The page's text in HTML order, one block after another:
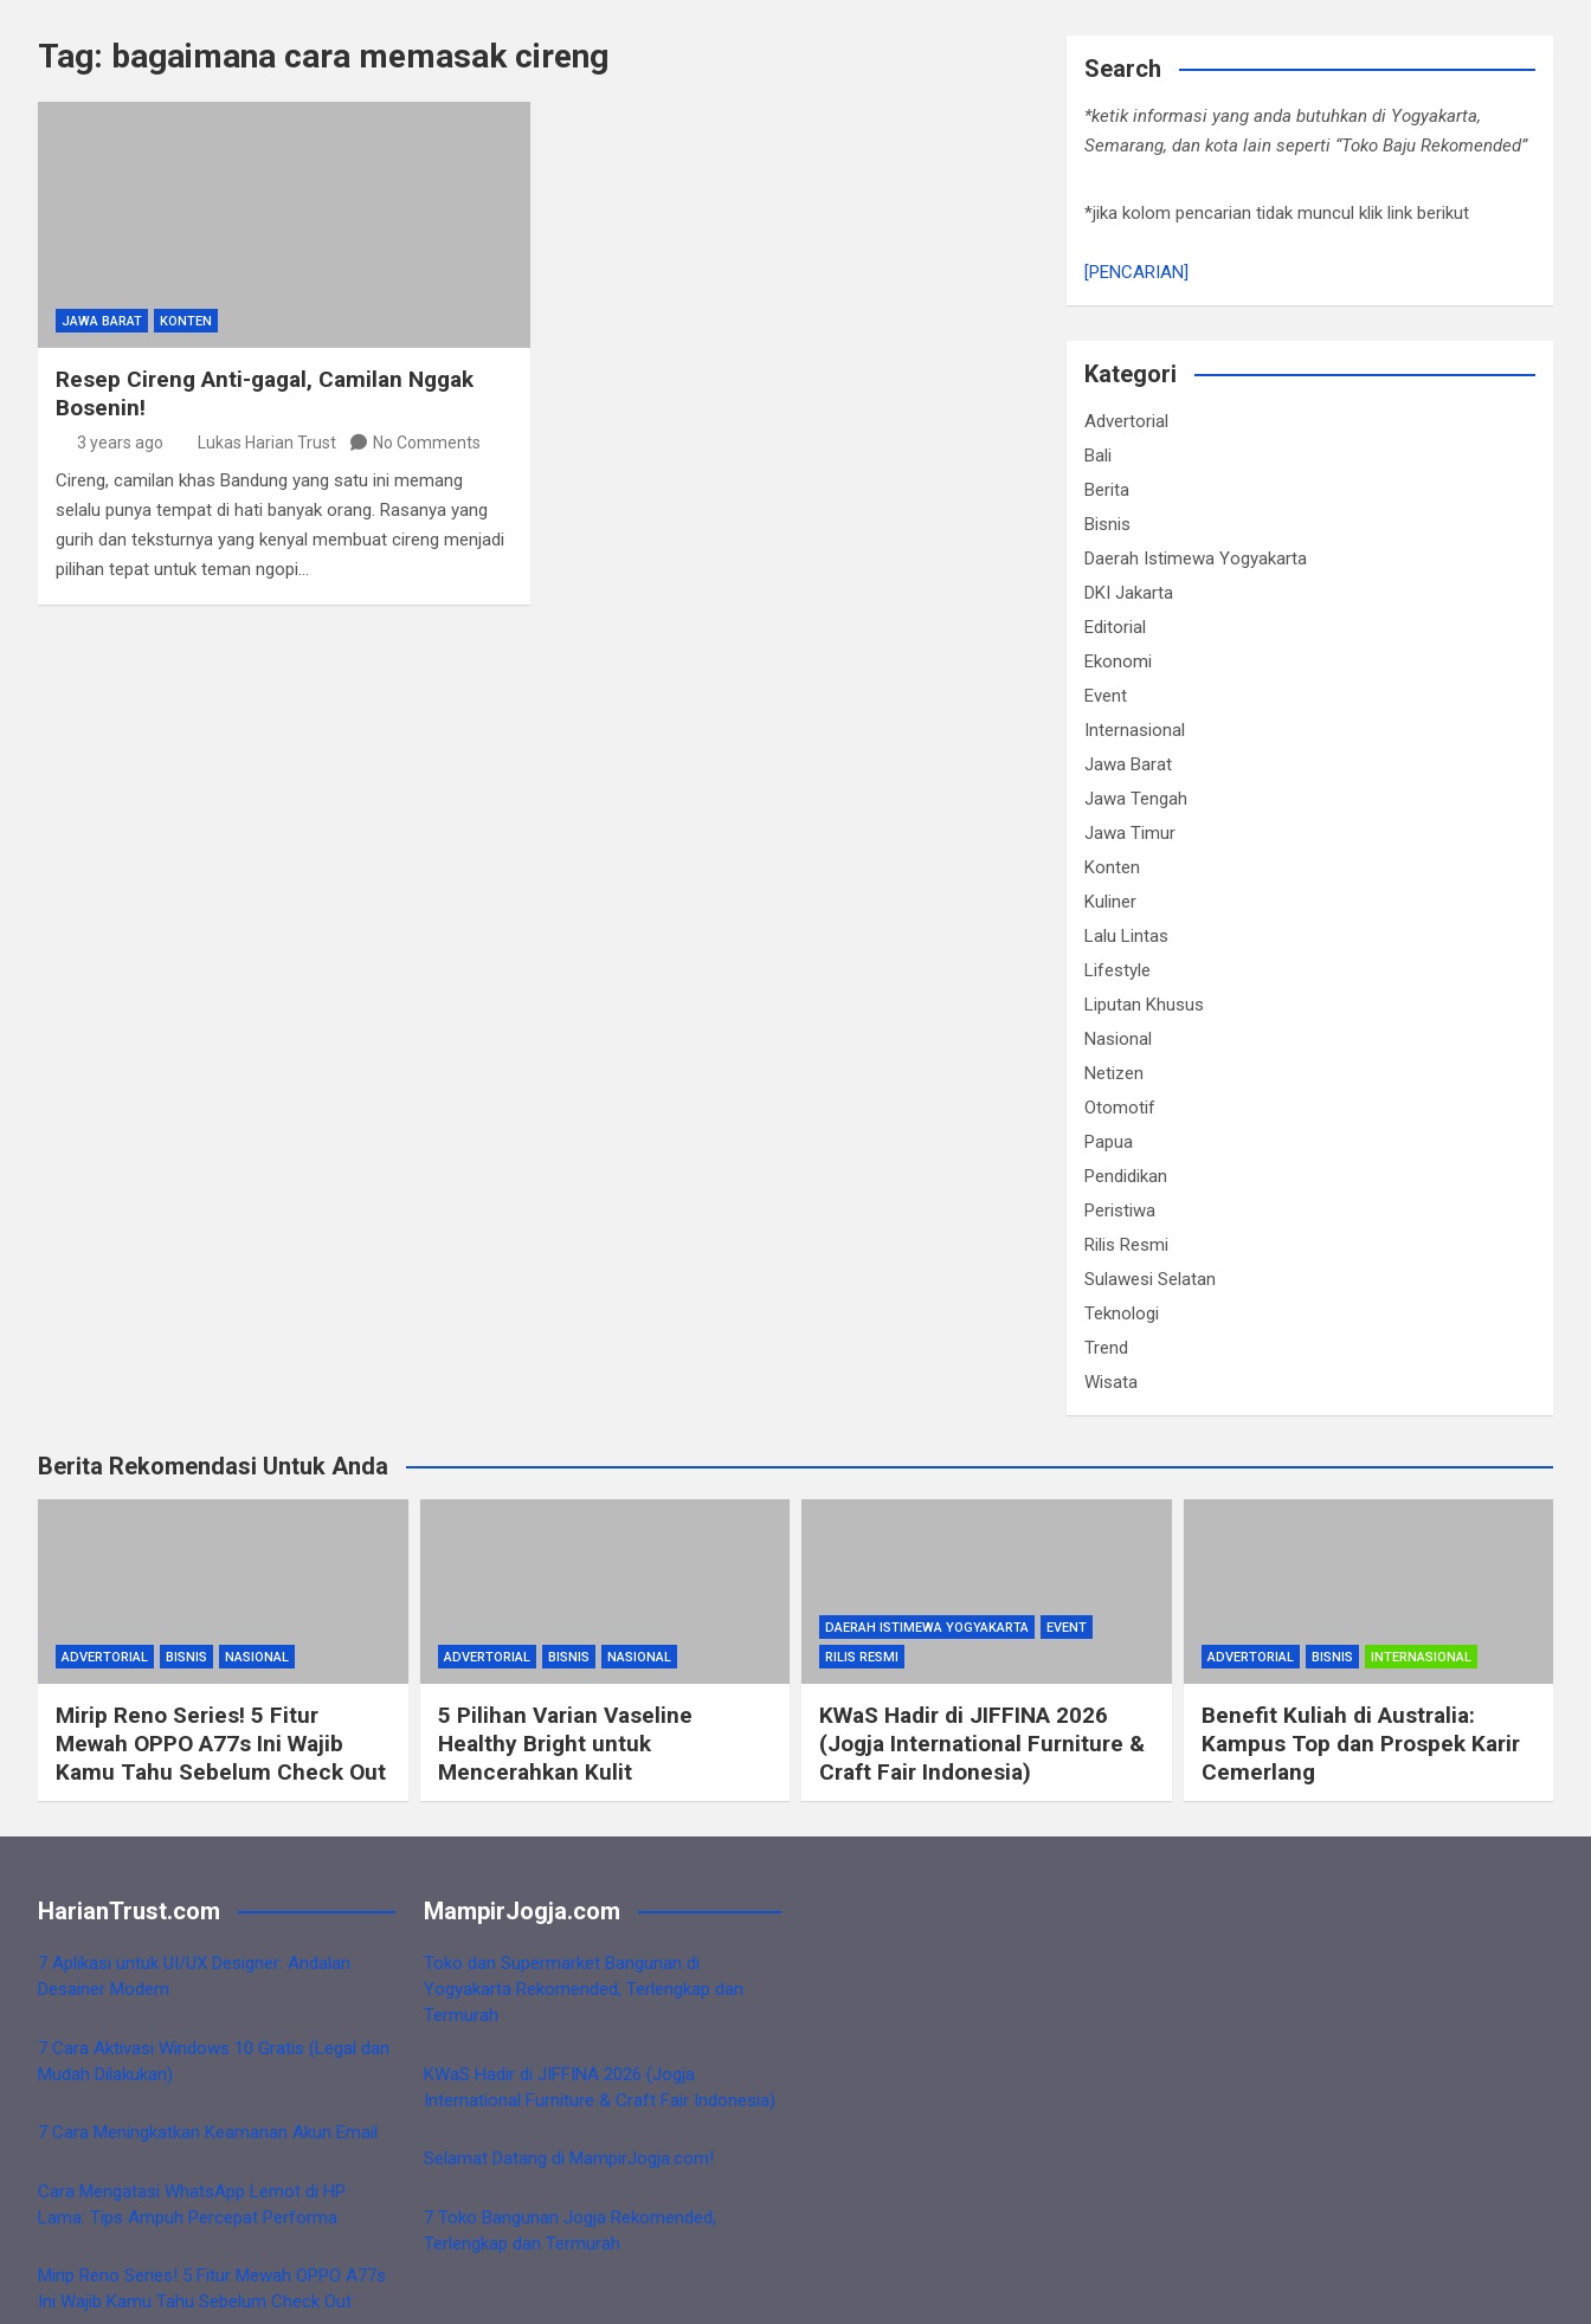
Tag: bagaimana cara memasak cireng
JAWA BARAT KONTEN
Resep Cireng Anti-gagal, Camilan Nggak
Bosenin!
3 years ago Lukas Harian Trust No Comments
Cireng, camilan khas Bandung yang satu ini memang
selalu punya tempat di hati banyak orang. Rasanya yang
gurih dan teksturnya yang kenyal membuat cireng menjadi
pilihan tepat untuk teman ngopi…
Search
*ketik informasi yang anda butuhkan di Yogyakarta,
Semarang, dan kota lain seperti “Toko Baju Rekomended”
*jika kolom pencarian tidak muncul klik link berikut
[PENCARIAN]
Kategori
Advertorial
Bali
Berita
Bisnis
Daerah Istimewa Yogyakarta
DKI Jakarta
Editorial
Ekonomi
Event
Internasional
Jawa Barat
Jawa Tengah
Jawa Timur
Konten
Kuliner
Lalu Lintas
Lifestyle
Liputan Khusus
Nasional
Netizen
Otomotif
Papua
Pendidikan
Peristiwa
Rilis Resmi
Sulawesi Selatan
Teknologi
Trend
Wisata
Berita Rekomendasi Untuk Anda
ADVERTORIAL BISNIS NASIONAL
Mirip Reno Series! 5 Fitur
Mewah OPPO A77s Ini Wajib
Kamu Tahu Sebelum Check Out
ADVERTORIAL BISNIS NASIONAL
5 Pilihan Varian Vaseline
Healthy Bright untuk
Mencerahkan Kulit
DAERAH ISTIMEWA YOGYAKARTA
EVENT
RILIS RESMI
KWaS Hadir di JIFFINA 2026
(Jogja International Furniture &
Craft Fair Indonesia)
ADVERTORIAL BISNIS INTERNASIONAL
Benefit Kuliah di Australia:
Kampus Top dan Prospek Karir
Cemerlang
HarianTrust.com
7 Aplikasi untuk UI/UX Designer: Andalan
Desainer Modern
7 Cara Aktivasi Windows 10 Gratis (Legal dan
Mudah Dilakukan)
7 Cara Meningkatkan Keamanan Akun Email
Cara Mengatasi WhatsApp Lemot di HP
Lama: Tips Ampuh Percepat Performa
Mirip Reno Series! 5 Fitur Mewah OPPO A77s
Ini Wajib Kamu Tahu Sebelum Check Out
MampirJogja.com
Toko dan Supermarket Bangunan di
Yogyakarta Rekomended, Terlengkap dan
Termurah
KWaS Hadir di JIFFINA 2026 (Jogja
International Furniture & Craft Fair Indonesia)
Selamat Datang di MampirJogja.com!
7 Toko Bangunan Jogja Rekomended,
Terlengkap dan Termurah